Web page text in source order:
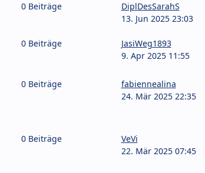
0 Beiträge
DiplDesSarahS
13. Jun 2025 23:03
0 Beiträge
JasiWeg1893
9. Apr 2025 11:55
0 Beiträge
fabiennealina
24. Mär 2025 22:35
0 Beiträge
VeVi
22. Mär 2025 07:45